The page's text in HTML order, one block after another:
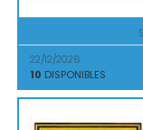
22/12/2026
10 DISPONIBLES